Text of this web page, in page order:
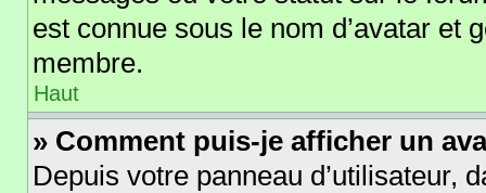
est connue sous le nom d’avatar et
membre.
Haut
» Comment puis-je afficher un
Depuis votre panneau d’utilisateur,